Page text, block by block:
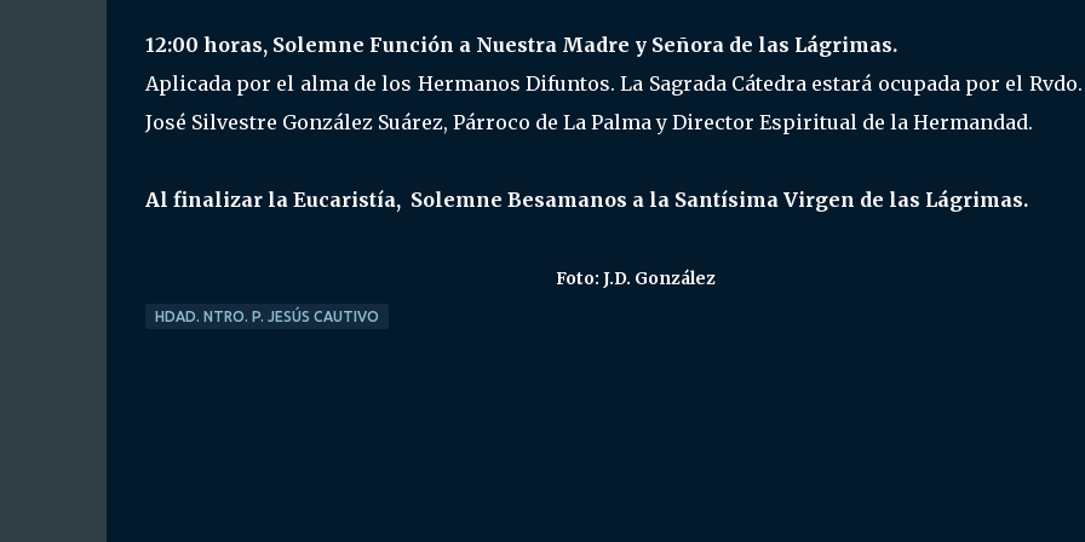
12:00 horas, Solemne Función a Nuestra Madre y Señora de las Lágrimas.
Aplicada por el alma de los Hermanos Difuntos. La Sagrada Cátedra estará ocupada por el Rvdo.
José Silvestre González Suárez, Párroco de La Palma y Director Espiritual de la Hermandad.
Al finalizar la Eucaristía, Solemne Besamanos a la Santísima Virgen de las Lágrimas.
Foto: J.D. González
HDAD. NTRO. P. JESÚS CAUTIVO